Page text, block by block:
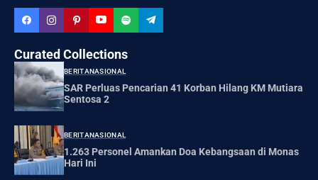
Curated Collections
BERITANASIONAL
SAR Perluas Pencarian 41 Korban Hilang KM Mutiara
Sentosa 2
BERITANASIONAL
1.263 Personel Amankan Doa Kebangsaan di Monas
Hari Ini